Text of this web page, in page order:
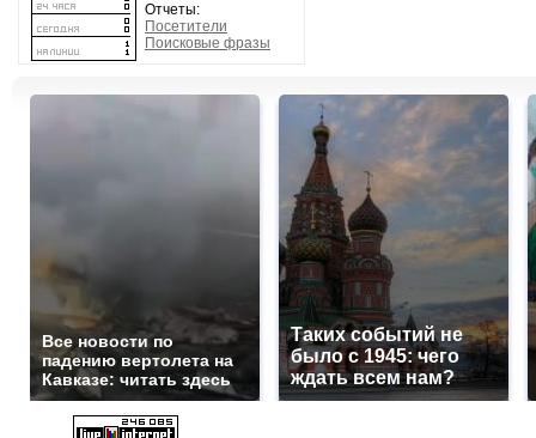
Отчеты:
Посетители
Поисковые фразы
Все новости по
падению вертолета на
Кавказе: читать здесь
Таких событий не
было с 1945: чего
ждать всем нам?